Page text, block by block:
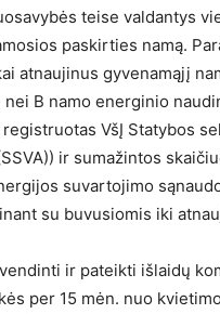
teise valdantys
paskirties namą.
atnaujinus gyvenamąjį
nei B namo energinio
VšĮ Statybos
ir sumažintos
suvartojimo
su buvusiomis iki
ir pateikti išlaidų
per 15 mėn. nuo